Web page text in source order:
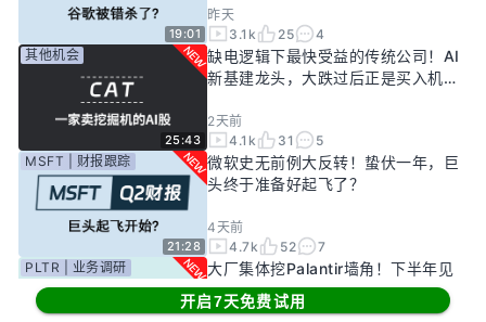
19:01
昨天
3.1k
25 4
25:43
其他机会
缺电逻辑下最快受益的传统公司！AI
新基建龙头，大跌过后正是买入机
2天前
4.1k
31 5
21:28
MSFT | 财报跟踪
微软史无前例大反转！蛰伏一年，巨
头终于准备好起飞了？
4天前
4.7k
52
7
PLTR | 业务调研
大厂集体挖Palantir墙角！下半年见
顶风险进一步发酵！现在的Palantir
还要投资吗？
开启7天免费试用